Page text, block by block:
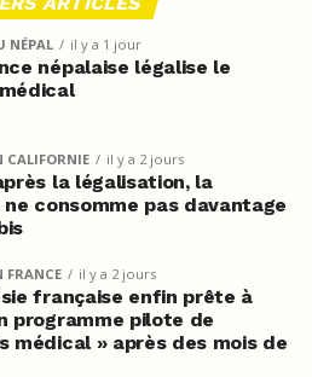
NÉPAL il y a 1 jour
népalaise légalise le
CALIFORNIE il y a 2 jours
la légalisation, la
consomme pas davantage
FRANCE il y a 2 jours
française enfin prête à
programme pilote de
médical » après des mois de